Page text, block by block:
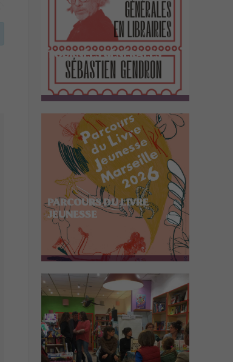
TOURNÉES GÉNÉRALES
PARCOURS DU LIVRE
JEUNESSE